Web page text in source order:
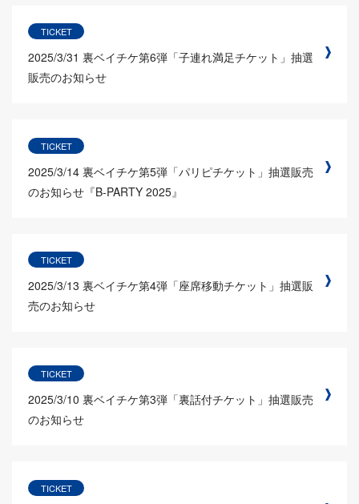
TICKET
2025/3/31 裏ベイチケ第6弾「子連れ満足チケット」抽選
販売のお知らせ
TICKET
2025/3/14 裏ベイチケ第5弾「パリピチケット」抽選販売
のお知らせ『B-PARTY 2025』
TICKET
2025/3/13 裏ベイチケ第4弾「座席移動チケット」抽選販
売のお知らせ
TICKET
2025/3/10 裏ベイチケ第3弾「裏話付チケット」抽選販売
のお知らせ
TICKET